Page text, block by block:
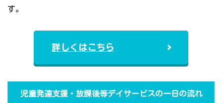
す。
詳しくはこちら
児童発達支援・放課後等デイサービスの一日の流れ